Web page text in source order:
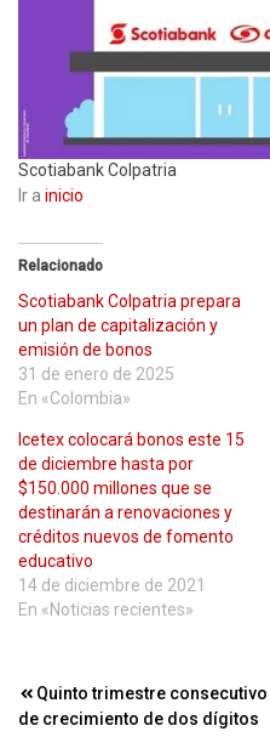
Scotiabank Colpatria
Ir a inicio
Relacionado
Scotiabank Colpatria prepara
un plan de capitalización y
emisión de bonos
31 de enero de 2025
En «Colombia»
Icetex colocará bonos este 15
de diciembre hasta por
$150.000 millones que se
destinarán a renovaciones y
créditos nuevos de fomento
educativo
14 de diciembre de 2021
En «Noticias recientes»
Navegación
Quinto trimestre consecutivo
de crecimiento de dos dígitos